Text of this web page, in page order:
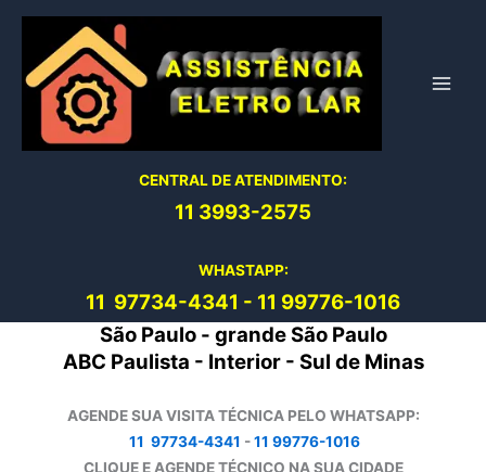
conteúdo
CENTRAL DE ATENDIMENTO:
11 3993-2575
WHASTAPP:
11 97734-4341 - 11 99776-1016
São Paulo - grande São Paulo
ABC Paulista - Interior - Sul de Minas
AGENDE SUA VISITA TÉCNICA PELO WHATSAPP:
11 97734-4341 -11 99776-1016
CLIQUE E AGENDE TÉCNICO NA SUA CIDADE